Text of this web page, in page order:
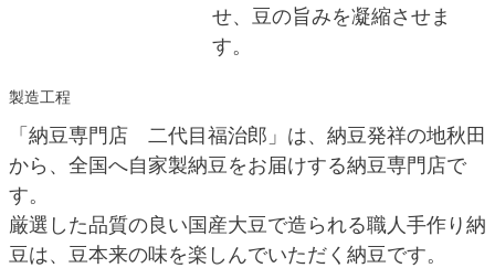
せ、豆の旨みを凝縮させま
す。
製造工程
「納豆専門店 二代目福治郎」は、納豆発祥の地秋田
から、全国へ自家製納豆をお届けする納豆専門店で
す。
厳選した品質の良い国産大豆で造られる職人手作り納
豆は、豆本来の味を楽しんでいただく納豆です。